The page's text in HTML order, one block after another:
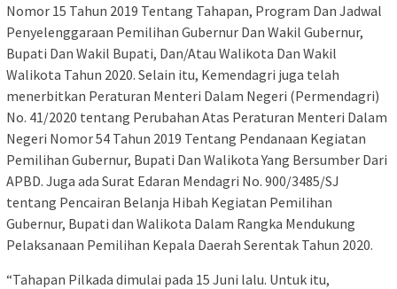
Nomor 15 Tahun 2019 Tentang Tahapan, Program Dan Jadwal
Penyelenggaraan Pemilihan Gubernur Dan Wakil Gubernur,
Bupati Dan Wakil Bupati, Dan/Atau Walikota Dan Wakil
Walikota Tahun 2020. Selain itu, Kemendagri juga telah
menerbitkan Peraturan Menteri Dalam Negeri (Permendagri)
No. 41/2020 tentang Perubahan Atas Peraturan Menteri Dalam
Negeri Nomor 54 Tahun 2019 Tentang Pendanaan Kegiatan
Pemilihan Gubernur, Bupati Dan Walikota Yang Bersumber Dari
APBD. Juga ada Surat Edaran Mendagri No. 900/3485/SJ
tentang Pencairan Belanja Hibah Kegiatan Pemilihan
Gubernur, Bupati dan Walikota Dalam Rangka Mendukung
Pelaksanaan Pemilihan Kepala Daerah Serentak Tahun 2020.
“Tahapan Pilkada dimulai pada 15 Juni lalu. Untuk itu,